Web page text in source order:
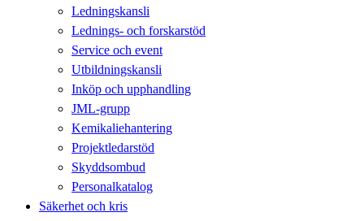
Ledningskansli
Lednings- och forskarstöd
Service och event
Utbildningskansli
Inköp och upphandling
JML-grupp
Kemikaliehantering
Projektledarstöd
Skyddsombud
Personalkatalog
Säkerhet och kris